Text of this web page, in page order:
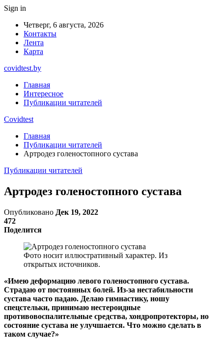
Sign in
Четверг, 6 августа, 2026
Контакты
Лента
Карта
covidtest.by
Главная
Интересное
Публикации читателей
Covidtest
Главная
Публикации читателей
Артродез голеностопного сустава
Публикации читателей
Артродез голеностопного сустава
Опубликовано Дек 19, 2022
472
Поделится
Фото носит иллюстративный характер. Из
открытых источников.
«Имею деформацию левого голеностопного сустава.
Страдаю от постоянных болей. Из-за нестабильности
сустава часто падаю. Делаю гимнастику, ношу
спецстельки, принимаю нестероидные
противовоспалительные средства, хондропротекторы, но
состояние сустава не улучшается. Что можно сделать в
таком случае?»